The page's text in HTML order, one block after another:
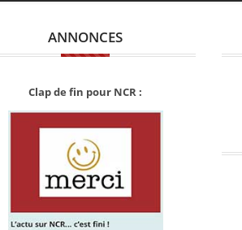
ANNONCES
Clap de fin pour NCR :